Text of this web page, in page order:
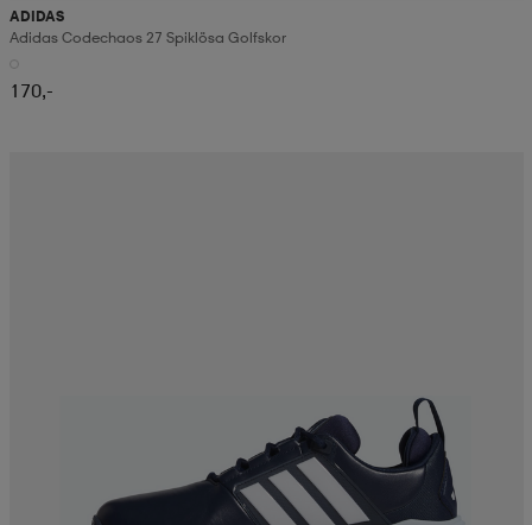
ADIDAS
Adidas Codechaos 27 Spiklösa Golfskor
170,-